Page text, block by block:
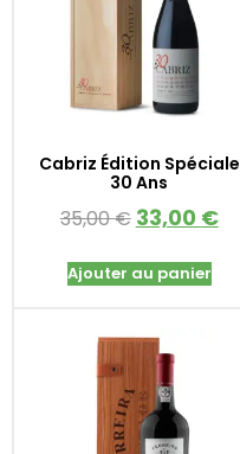
Cabriz Édition Spéciale
30 Ans
35,00€ 33,00 €
Ajouter au panier